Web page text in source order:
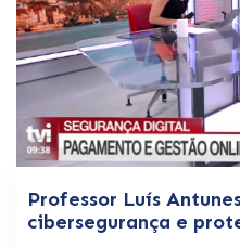
Professor Luís
cibersegurança e